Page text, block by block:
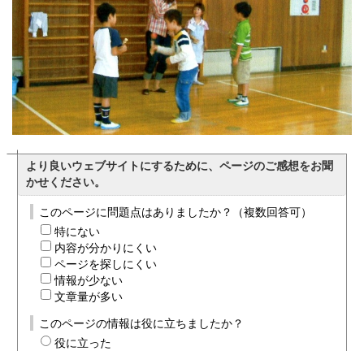
より良いウェブサイトにするために、ページのご感想をお聞
かせください。
このページに問題点はありましたか？（複数回答可）
特にない
内容が分かりにくい
ページを探しにくい
情報が少ない
文章量が多い
このページの情報は役に立ちましたか？
役に立った